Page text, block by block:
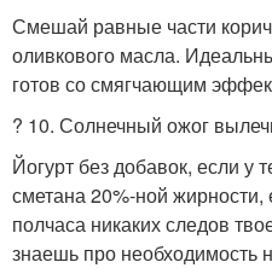
Смешай равные части
оливкового масла.
готов со смягчающим
? 10. Солнечный ожог
Йогурт без добавок, если у
сметана 20%-ной жирности,
полчаса никаких следов
знаешь про необходимость